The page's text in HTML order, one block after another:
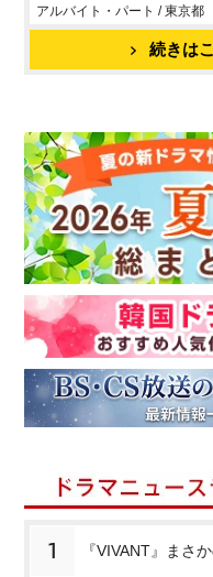
アルバイト・パート / 東京都
続きは
1 『VIVANT』まさ